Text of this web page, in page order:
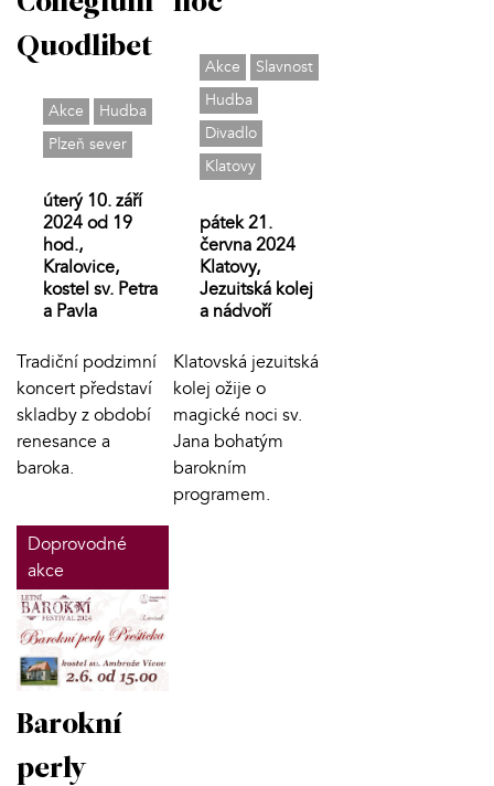
Quodlibet
Akce
Hudba
Plzeň sever
úterý 10. září
2024 od 19
hod.,
Kralovice,
kostel sv. Petra
a Pavla
Tradiční podzimní
koncert představí
skladby z období
renesance a
baroka.
Akce
Slavnost
Hudba
Divadlo
Klatovy
pátek 21.
června 2024
Klatovy,
Jezuitská kolej
a nádvoří
Klatovská jezuitská
kolej ožije o
magické noci sv.
Jana bohatým
barokním
programem.
Doprovodné
akce
Barokní
perly